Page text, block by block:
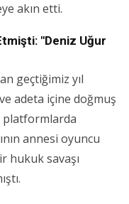
akın etti.
"Deniz Uğur
geçtiğimiz yıl
adeta içine doğmuş
platformlarda
annesi oyuncu
hukuk savaşı